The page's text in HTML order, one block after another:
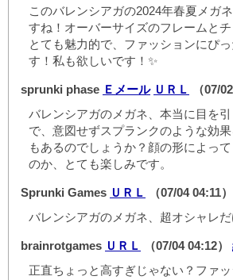
このバレンシアガの2024年春夏メガ
すね！オーバーサイズのフレームと
とても魅力的で、ファッションにぴ
す！私も欲しいです！✨
sprunki phase Ｅメール ＵＲＬ
（07/
バレンシアガのメガネ、本当に目を
で、意図せずスプランクのような効
もあるのでしょうか？顔の形によっ
のか、とても楽しみです。
Sprunki Games ＵＲＬ
（07/04 04:11
バレンシアガのメガネ、超オシャレ
brainrotgames ＵＲＬ （07/04 04:12）
正直ちょっと高すぎじゃない？ファ